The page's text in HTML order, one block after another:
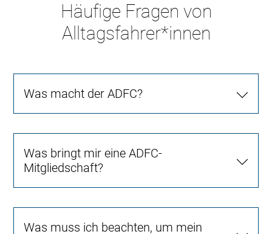
Häufige Fragen von
Alltagsfahrer*innen
Was macht der ADFC?
Was bringt mir eine ADFC-
Mitgliedschaft?
Was muss ich beachten, um mein